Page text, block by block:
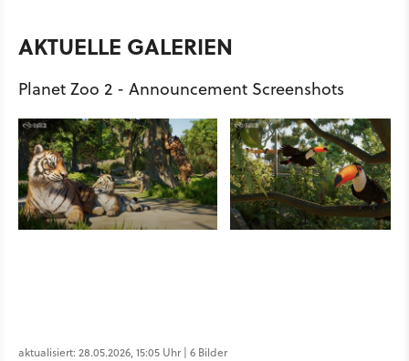
AKTUELLE GALERIEN
Planet Zoo 2 - Announcement Screenshots
aktualisiert: 28.05.2026, 15:05 Uhr | 6 Bilder